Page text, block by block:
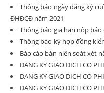
Thông báo ngày đăng ký
ĐHĐCĐ năm 2021
Thông báo gia hạn nộp
Thông báo ký hợp đồng
Báo cáo bán niên soát xét
DANG KY GIAO DICH CO
DANG KY GIAO DICH CO
DANG KY GIAO DICH CO